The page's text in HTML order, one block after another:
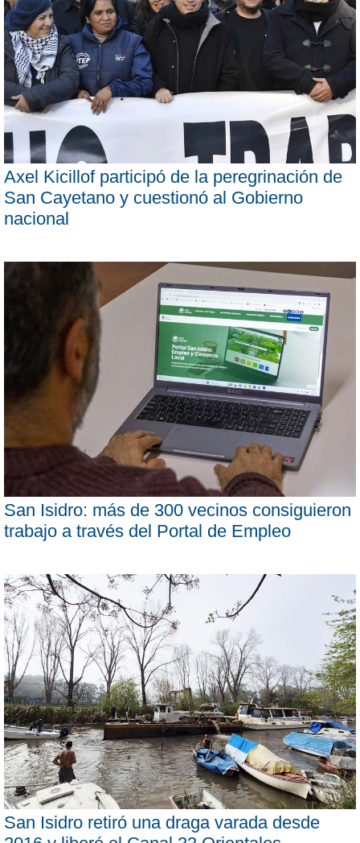
Axel Kicillof participó de la peregrinación de
San Cayetano y cuestionó al Gobierno
nacional
San Isidro: más de 300 vecinos consiguieron
trabajo a través del Portal de Empleo
San Isidro retiró una draga varada desde